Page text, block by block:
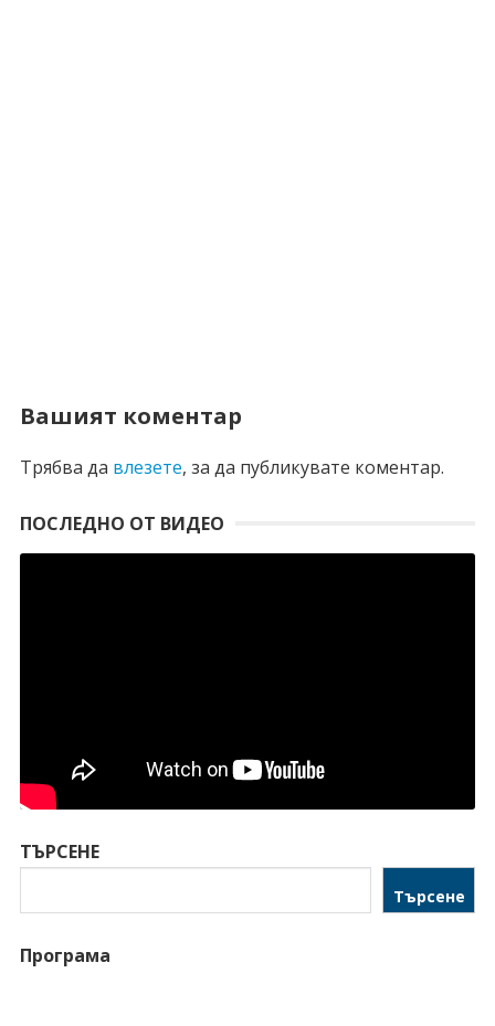
Вашият коментар
Трябва да влезете, за да публикувате коментар.
ПОСЛЕДНО ОТ ВИДЕО
ТЪРСЕНЕ
Търсене
Програма